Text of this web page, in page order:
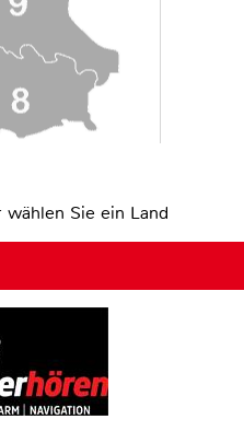
wählen Sie ein Land